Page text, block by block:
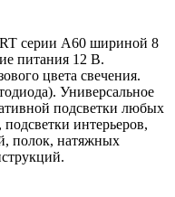
RT серии A60 шириной 8
питания 12 В.
цвета свечения.
Универсальное
подсветки любых
интерьеров,
полок, натяжных